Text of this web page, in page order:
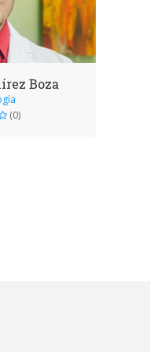
Boza
(0)